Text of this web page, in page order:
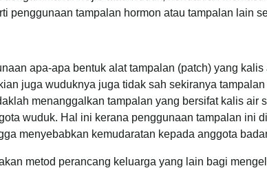
penggunaan tampalan hormon atau tampalan lain
apa-apa bentuk alat tampalan (patch) yang
juga wuduknya juga tidak sah sekiranya
menanggalkan tampalan yang bersifat kalis air
menyebabkan kemudaratan kepada anggota
metod perancang keluarga yang lain bagi